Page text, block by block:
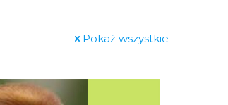
Pokaż wszystkie